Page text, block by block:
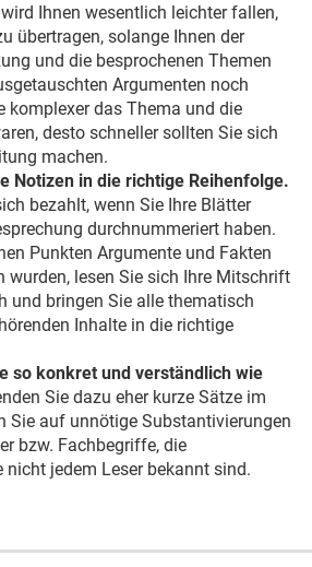
wird Ihnen wesentlich leichter fallen,
übertragen, solange Ihnen der
und die besprochenen Themen
Argumenten noch
komplexer das Thema und die
desto schneller sollten Sie sich
machen.
Notizen in die richtige Reihenfolge.
bezahlt, wenn Sie Ihre Blätter
durchnummeriert haben.
Punkten Argumente und Fakten
wurden, lesen Sie sich Ihre Mitschrift
und bringen Sie alle thematisch
Inhalte in die richtige
so konkret und verständlich wie
Sie dazu eher kurze Sätze im
Sie auf unnötige Substantivierungen
bzw. Fachbegriffe, die
nicht jedem Leser bekannt sind.